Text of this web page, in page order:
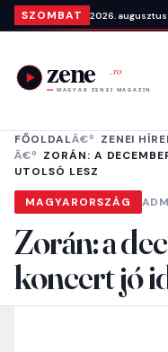
Ugrás a tartalomra
SZOMBAT 2026. augusztus
FŐOLDAL ZENEI
ZORÁN: A
UTOLSÓ LESZ
MAGYARORSZÁG
Zorán: a
koncert jó